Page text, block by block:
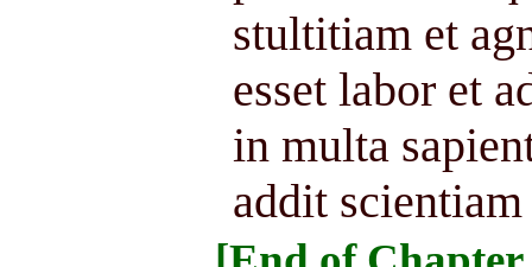
stultitiam et
esset labor et
in multa
addit